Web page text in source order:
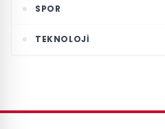
SPOR
TEKNOLOJI